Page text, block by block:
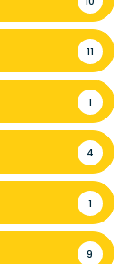
11
1
4
1
9